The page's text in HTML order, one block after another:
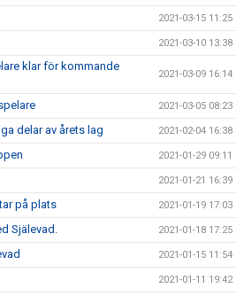
2021-03-15 11:25
2021-03-10 13:38
klar för kommande
2021-03-09 16:14
2021-03-05 08:23
delar av årets lag 2021-02-04 16:38
2021-01-29 09:11
2021-01-21 16:39
på plats 2021-01-19 17:03
Själevad. 2021-01-18 17:25
2021-01-15 11:54
2021-01-11 19:42